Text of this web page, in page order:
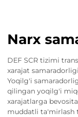
Narx
DEF SCR tizimi
xarajat
Yoqilg'i
qilingan yoqilg'i
xarajatlarga
muddatli ta'mirlash